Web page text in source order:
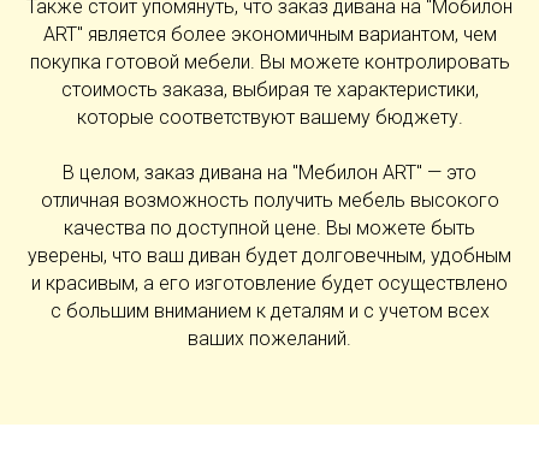
Также стоит упомянуть, что заказ дивана на "Мобилон
ART" является более экономичным вариантом, чем
покупка готовой мебели. Вы можете контролировать
стоимость заказа, выбирая те характеристики,
которые соответствуют вашему бюджету.
В целом, заказ дивана на "Мебилон ART" — это
отличная возможность получить мебель высокого
качества по доступной цене. Вы можете быть
уверены, что ваш диван будет долговечным, удобным
и красивым, а его изготовление будет осуществлено
с большим вниманием к деталям и с учетом всех
ваших пожеланий.